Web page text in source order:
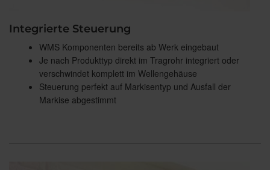
Integrierte Steuerung
WMS Komponenten bereits ab Werk eingebaut
Je nach Produkttyp direkt im Tragrohr integriert oder
verschwindet komplett im Wellengehäuse
Steuerung perfekt auf Markisentyp und Ausfall der
Markise abgestimmt